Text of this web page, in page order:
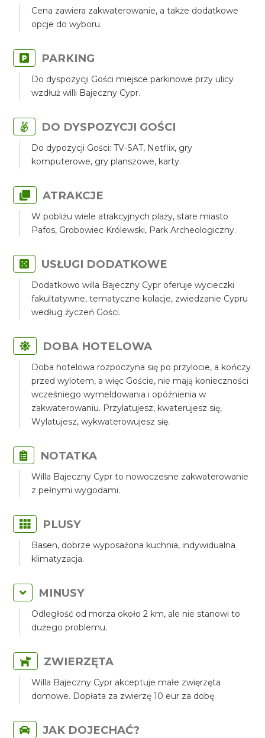
Cena zawiera zakwaterowanie, a także dodatkowe
opcje do wyboru.
PARKING
Do dyspozycji Gości miejsce parkinowe przy ulicy
wzdłuż willi Bajeczny Cypr.
DO DYSPOZYCJI GOŚCI
Do dypozycji Gości: TV-SAT, Netflix, gry
komputerowe, gry planszowe, karty.
ATRAKCJE
W pobliżu wiele atrakcyjnych plaży, stare miasto
Pafos, Grobowiec Królewski, Park Archeologiczny.
USŁUGI DODATKOWE
Dodatkowo willa Bajeczny Cypr oferuje wycieczki
fakultatywne, tematyczne kolacje, zwiedzanie Cypru
według życzeń Gości.
DOBA HOTELOWA
Doba hotelowa rozpoczyna się po przylocie, a kończy
przed wylotem, a więc Goście, nie mają konieczności
wcześniego wymeldowania i opóźnienia w
zakwaterowaniu. Przylatujesz, kwaterujesz się,
Wylatujesz, wykwaterowujesz się.
NOTATKA
Willa Bajeczny Cypr to nowoczesne zakwaterowanie
z pełnymi wygodami.
PLUSY
Basen, dobrze wyposażona kuchnia, indywidualna
klimatyzacja.
MINUSY
Odległość od morza około 2 km, ale nie stanowi to
dużego problemu.
ZWIERZĘTA
Willa Bajeczny Cypr akceptuje małe zwięrzęta
domowe. Dopłata za zwierzę 10 eur za dobę.
JAK DOJECHAĆ?